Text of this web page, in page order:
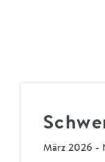
März 2026 -